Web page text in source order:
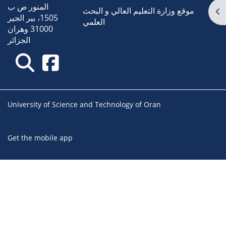
المنور ص ب
1505، بير الجير
31000 وهران
الجزائر
موقع وزارة التعليم العالي و البحث
العلمي
University of Science and Technology of Oran
Get the mobile app